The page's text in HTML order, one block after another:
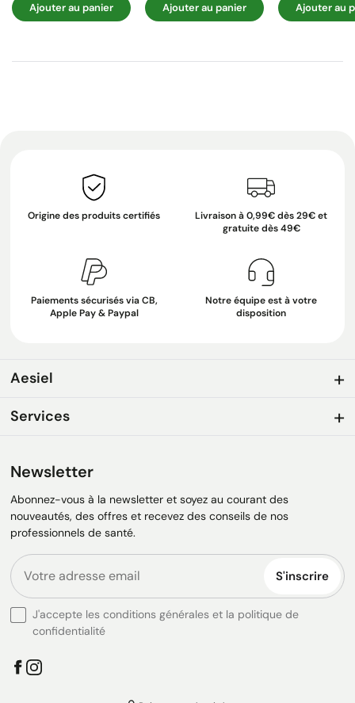
Ajouter au panier Ajouter au panier Ajouter au
Origine des produits certifiés
Livraison à 0,99€ dès 29€ et
gratuite dès 49€
Paiements sécurisés via CB,
Apple Pay & Paypal
Notre équipe est à votre
disposition
Aesiel
Services
Newsletter
Abonnez-vous à la newsletter et soyez au courant des
nouveautés, des offres et recevez des conseils de nos
professionnels de santé.
S'inscrire
J'accepte les conditions générales et la politique de
confidentialité